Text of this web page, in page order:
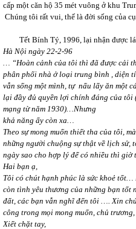
cấp một căn hộ 35 mét vuông ở khu
Chúng tôi rất vui, thế là đời sống
Tết Bính Tý, 1996, lại nhận được lá
Hà Nội ngày 22-2-96
… “Hoàn cảnh của tôi thì đã được cải
phân phối nhà ở loại trung bình ,
vẫn sống một mình, tự nấu lấy ăn một
lại đầy đủ quyền lợi chính đáng của tôi
mạng từ năm 1930)…Nhưng
khả năng ấy còn xa…
Theo sự mong muốn thiết tha của tôi,
những người chuộng sự thật về lịch sử,
ngày sao cho hợp lý để có nhiều thì
Hai bạn ạ,
Tôi có chút hạnh phúc là sức khoẻ
còn tình yêu thương của những bạn
đất, các bạn vẫn nghĩ đến tôi …. Xin
công trong mọi mong muốn, chủ
Xiết chặt tay,